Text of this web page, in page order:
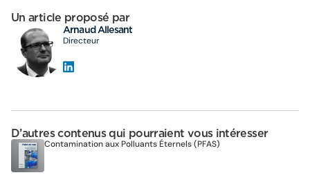
Un article proposé par
Arnaud Allesant
Directeur
D’autres contenus qui pourraient vous intéresser
Contamination aux Polluants Éternels (PFAS)